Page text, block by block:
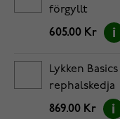
förgyllt
605.00 Kr
Lykken
rephalskedja
869.00 Kr